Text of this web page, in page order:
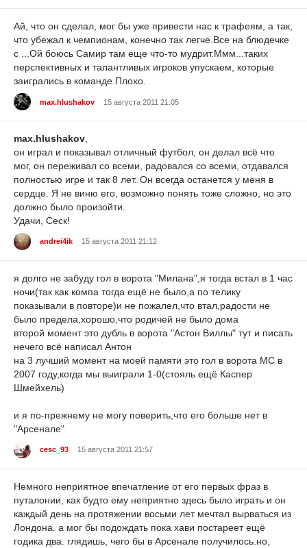
Ай, что он сделал, мог бы уже привести нас к трафеям, а так,
что убежал к чемпионам, конечно так легче.Все на блюдечке
с ...Ой боюсь Самир там еще что-то мудрит.Ммм...таких
перспективных и талантливых игроков упускаем, которые
заигрались в команде.Плохо.
max.hlushakov 15 августа 2011 21:05
max.hlushakov
он играл и показывал отличный футбол, он делал всё что
мог, он переживал со всеми, радовался со всеми, отдавался
полностью игре и так 8 лет. Он всегда останется у меня в
сердце. Я не виню его, возможно понять тоже сложно, но это
должно было произойти.
Удачи, Сеск!
andrei4ik 15 августа 2011 21:12
я долго не забуду гол в ворота "Милана",я тогда встал в 1 час
ночи(так как компа тогда ещё не было,а по телику
показывали в повторе)и не пожалел,что втал,радости не
было предела,хорошо,что родичей не было дома
второй момент это дубль в ворота "Астон Виллы" тут и писать
нечего всё написал Антон
на 3 лучший момент на моей памяти это гол в ворота МС в
2007 году,когда мы выиграли 1-0(стояль ещё Каспер
Шмейхель)
и я по-прежнему не могу поверить,что его больше нет в
"Арсенале"
cesc_93 15 августа 2011 21:57
Немного неприятное впечатление от его первых фраз в
путалонии, как будто ему неприятно здесь было играть и он
каждый день на протяжении восьми лет мечтал вырваться из
Лондона. а мог бы подождать пока хави постареет ещё
годика два. глядишь, чего бы в Арсенале получилось.но,